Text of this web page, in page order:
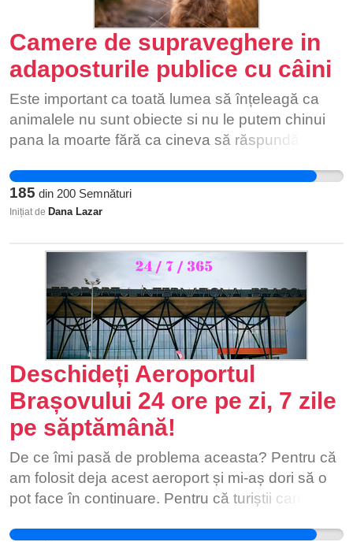
Camere de supraveghere in
adaposturile publice cu câini
Este important ca toată lumea să înțeleagă ca
animalele nu sunt obiecte si nu le putem chinui
pana la moarte fără ca cineva să răspundă
asigurăm că personalul angajat de primărie se
ocupă sa le pună mâncare, apa si să le curețe
cuştile . Ei fiind plătiți pentru acest lucru noi nu
obligațiile la locul de muncă.
185 din 200 Semnături
Inițiat de Dana Lazar
Deschideți Aeroportul
Brașovului 24 ore pe zi, 7 zile
pe săptămână!
De ce îmi pasă de problema aceasta? Pentru că
am folosit deja acest aeroport și mi-aș dori să o
pot face în continuare. Pentru că turiștii care